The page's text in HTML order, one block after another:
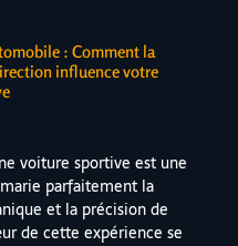
: Comment la
influence votre
voiture sportive est une
parfaitement la
et la précision de
de cette expérience se